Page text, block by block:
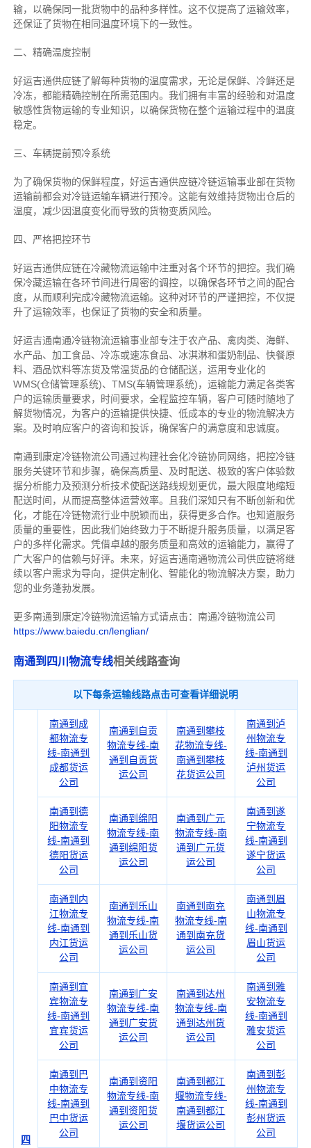
输，以确保同一批货物中的品种多样性。这不仅提高了运输效率，
还保证了货物在相同温度环境下的一致性。
二、 精确温度控制
好运吉通供应链了解每种货物的温度需求，无论是保鲜、冷鲜还是
冷冻，都能精确控制在所需范围内。我们拥有丰富的经验和对温度
敏感性货物运输的专业知识，以确保货物在整个运输过程中的温度
稳定。
三、车辆提前预冷系统
为了确保货物的保鲜程度，好运吉通供应链冷链运输事业部在货物
运输前都会对冷链运输车辆进行预冷。这能有效维持货物出仓后的
温度，减少因温度变化而导致的货物变质风险。
四、严格把控环节
好运吉通供应链在冷藏物流运输中注重对各个环节的把控。我们确
保冷藏运输在各环节间进行周密的调控，以确保各环节之间的配合
度，从而顺利完成冷藏物流运输。这种对环节的严谨把控，不仅提
升了运输效率，也保证了货物的安全和质量。
好运吉通南通冷链物流运输事业部专注于农产品、禽肉类、海鲜、
水产品、加工食品、冷冻或速冻食品、冰淇淋和蛋奶制品、快餐原
料、酒品饮料等冻货及常温货品的仓储配送，运用专业化的
WMS(仓储管理系统)、TMS(车辆管理系统)，运输能力满足各类客
户的运输质量要求，时间要求，全程监控车辆，客户可随时随地了
解货物情况，为客户的运输提供快捷、低成本的专业的物流解决方
案。及时响应客户的咨询和投诉，确保客户的满意度和忠诚度。
南通到康定冷链物流公司通过构建社会化冷链协同网络，把控冷链
服务关键环节和步骤，确保高质量、及时配送、极致的客户体验数
据分析能力及预测分析技术使配送路线规划更优，最大限度地缩短
配送时间，从而提高整体运营效率。且 我们深知 只有不断创新和优
化，才能在冷链物流行业中脱颖而出，获得更多合作。也知道服务
质量的重要性，因此我们始终致力于不断提升服务质量，以满足客
户的多样化需求。 凭借卓越的服务质量和高效的运输能力，赢得了
广大客户的信赖与好评。 未来，好运吉通南通物流公司供应链将继
续以客户需求为导向，提供定制化、智能化的物流解决方案，助力
您的业务蓬勃发展。
更多南通到康定冷链物流运输方式请点击：南通冷链物流公司
https://www.baiedu.cn/lenglian/
南通到四川物流专线相关线路查询
以下每条运输线路点击可查看详细说明
四
南通到成
都物流专
线-南通到
成都货运
公司
南通到自贡
物流专线-南
通到自贡货
运公司
南通到攀枝
花物流专线-
南通到攀枝
花货运公司
南通到泸
州物流专
线-南通到
泸州货运
公司
南通到德
阳物流专
线-南通到
德阳货运
公司
南通到绵阳
物流专线-南
通到绵阳货
运公司
南通到广元
物流专线-南
通到广元货
运公司
南通到遂
宁物流专
线-南通到
遂宁货运
公司
南通到内
江物流专
线-南通到
内江货运
公司
南通到乐山
物流专线-南
通到乐山货
运公司
南通到南充
物流专线-南
通到南充货
运公司
南通到眉
山物流专
线-南通到
眉山货运
公司
南通到宜
宾物流专
线-南通到
宜宾货运
公司
南通到广安
物流专线-南
通到广安货
运公司
南通到达州
物流专线-南
通到达州货
运公司
南通到雅
安物流专
线-南通到
雅安货运
公司
南通到巴
中物流专
线-南通到
巴中货运
公司
南通到资阳
物流专线-南
通到资阳货
运公司
南通到都江
堰物流专线-
南通到都江
堰货运公司
南通到彭
州物流专
线-南通到
彭州货运
公司